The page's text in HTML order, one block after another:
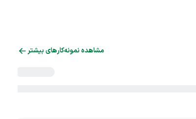
مشاهده نمونه‌کارهای بیشتر